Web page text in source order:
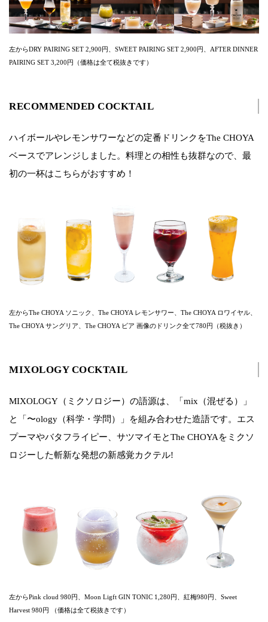
左からDRY PAIRING SET 2,900円、SWEET PAIRING SET 2,900円、AFTER DINNER
PAIRING SET 3,200円（価格は全て税抜きです）
RECOMMENDED COCKTAIL
ハイボールやレモンサワーなどの定番ドリンクをThe CHOYA
ベースでアレンジしました。料理との相性も抜群なので、最
初の一杯はこちらがおすすめ！
左からThe CHOYA ソニック、The CHOYA レモンサワー、The CHOYA ロワイヤル、
The CHOYA サングリア、The CHOYA ビア 画像のドリンク全て780円（税抜き）
MIXOLOGY COCKTAIL
MIXOLOGY（ミクソロジー）の語源は、「mix（混ぜる）」
と「〜ology（科学・学問）」を組み合わせた造語です。エス
プーマやバタフライピー、サツマイモとThe CHOYAをミクソ
ロジーした斬新な発想の新感覚カクテル!
左からPink cloud 980円、Moon Ligft GIN TONIC 1,280円、紅梅980円、Sweet
Harvest 980円 （価格は全て税抜きです）